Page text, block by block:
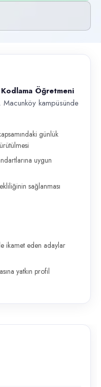
Öğretmeni
Macunköy kampüsünde
günlük
uygun
sağlanması
ikamet eden adaylar
yatkın profil